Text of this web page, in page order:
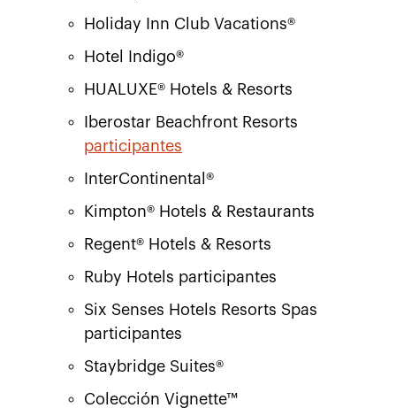
Holiday Inn Club Vacations®
Hotel Indigo®
HUALUXE® Hotels & Resorts
Iberostar Beachfront Resorts
participantes
InterContinental®
Kimpton® Hotels & Restaurants
Regent® Hotels & Resorts
Ruby Hotels participantes
Six Senses Hotels Resorts Spas
participantes
Staybridge Suites®
Colección Vignette™